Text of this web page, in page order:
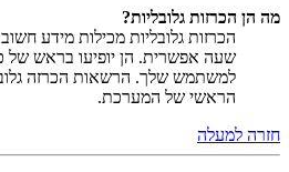
מה הן הכרזות גלובליות?
הכרזות גלובליות מכילות מידע
שעה אפשרית. הן יופיעו בראש של
למשתמש שלך. הרשאות הכרזה
הראשי של המערכת.
חזרה למעלה